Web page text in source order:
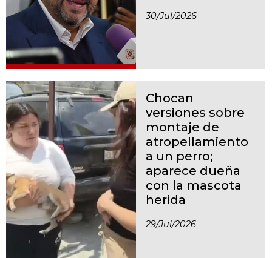
30/jul/2026
Chocan
versiones sobre
montaje de
atropellamiento
a un perro;
aparece dueña
con la mascota
herida
29/jul/2026